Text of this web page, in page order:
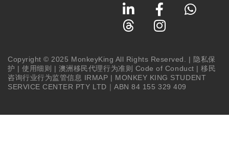
Copyright © 2025 MonkeyKing All Rights Reserved. | 隐私保
护 |使用细则 | 澳洲移民代理行为准则 Code of Conduct |移民
咨询行业行为监管信息 IRMAP | MONKEY KING STUDENT
SERVICE CENTER PTY LTD｜ABN 84 155 329 409